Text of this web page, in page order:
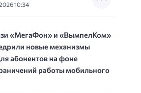
10:34
«МегаФон» и «ВымпелКом»
новые механизмы
абонентов на фоне
работы мобильного